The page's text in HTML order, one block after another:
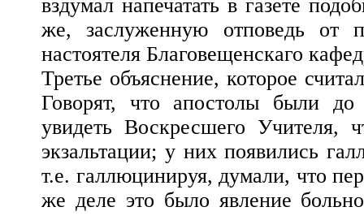
вздумал напечатать в газете
же, заслуженную отповедь от
настоятеля Благовещенскаго
Третье объяснение, которое
Говорят, что апостолы были до
увидеть Воскресшего Учителя,
экзальтации; у них появились
т.е. галлюцинируя, думали, что
же деле это было явление